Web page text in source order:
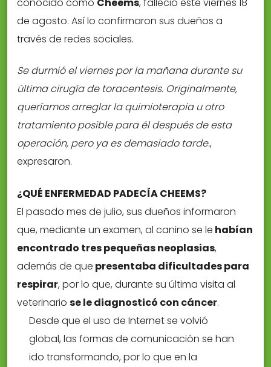
de agosto. Así lo confirmaron sus dueños a
través de redes sociales.
Se durmió el viernes por la mañana durante su
última cirugía de toracentesis. Originalmente,
queríamos arreglar la quimioterapia u otro
tratamiento posible para él después de esta
operación, pero ya es demasiado tarde.,
expresaron.
¿QUÉ ENFERMEDAD PADECÍA CHEEMS?
El pasado mes de julio, sus dueños informaron
que, mediante un examen, al canino se le habían
encontrado tres pequeñas neoplasias,
además de que presentaba dificultades para
respirar, por lo que, durante su última visita al
veterinario se le diagnosticó con cáncer.
Desde que el uso de Internet se volvió
global, las formas de comunicación se han
ido transformando, por lo que en la